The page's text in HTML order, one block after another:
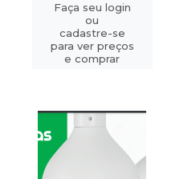
Faça seu login
ou
cadastre-se
para ver preços
e comprar